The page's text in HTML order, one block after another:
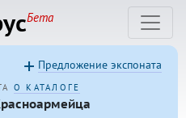
Бета
О КАТАЛОГЕ
Предложение экспоната